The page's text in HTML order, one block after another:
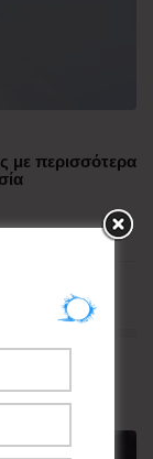
με περισσότερα